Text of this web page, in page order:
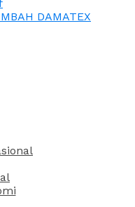
DAMATEX